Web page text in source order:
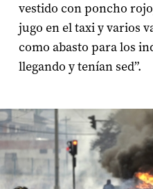
vestido con poncho
jugo en el taxi y varios
como abasto para los
llegando y tenían sed”.